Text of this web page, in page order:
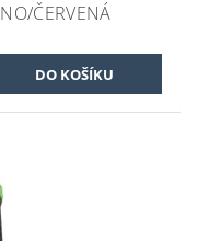
ČERVENÁ